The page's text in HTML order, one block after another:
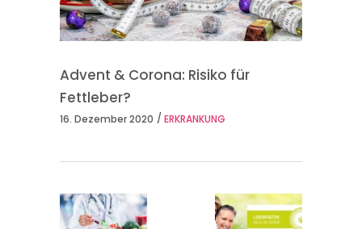
Advent & Corona: Risiko für
Fettleber?
16. Dezember 2020 ERKRANKUNG